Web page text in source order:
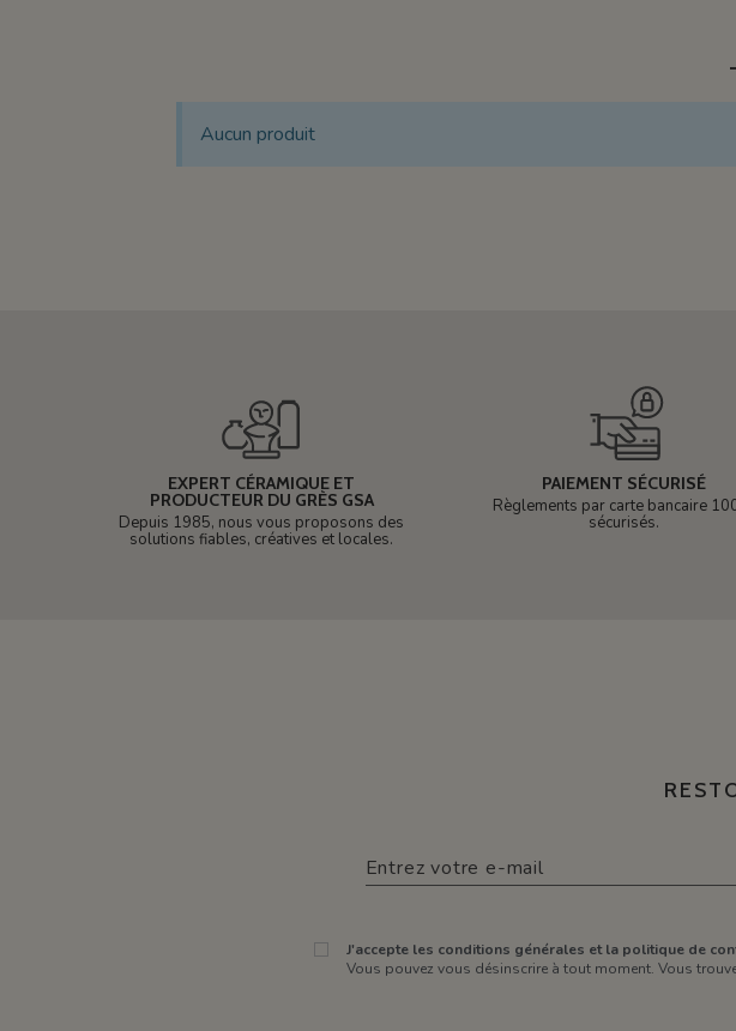
Aucun produit
EXPERT CÉRAMIQUE ET
PRODUCTEUR DU GRÈS GSA
Depuis 1985, nous vous proposons des
solutions fiables, créatives et locales.
PAIEMENT SÉCURISÉ
Règlements par carte bancaire
sécurisés.
J'accepte les conditions générales et la politique de
Vous pouvez vous désinscrire à tout moment. Vous